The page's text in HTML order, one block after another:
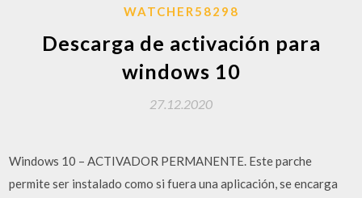
WATCHER58298
Descarga de activación para
windows 10
27.12.2020
Windows 10 – ACTIVADOR PERMANENTE. Este parche
permite ser instalado como si fuera una aplicación, se encarga